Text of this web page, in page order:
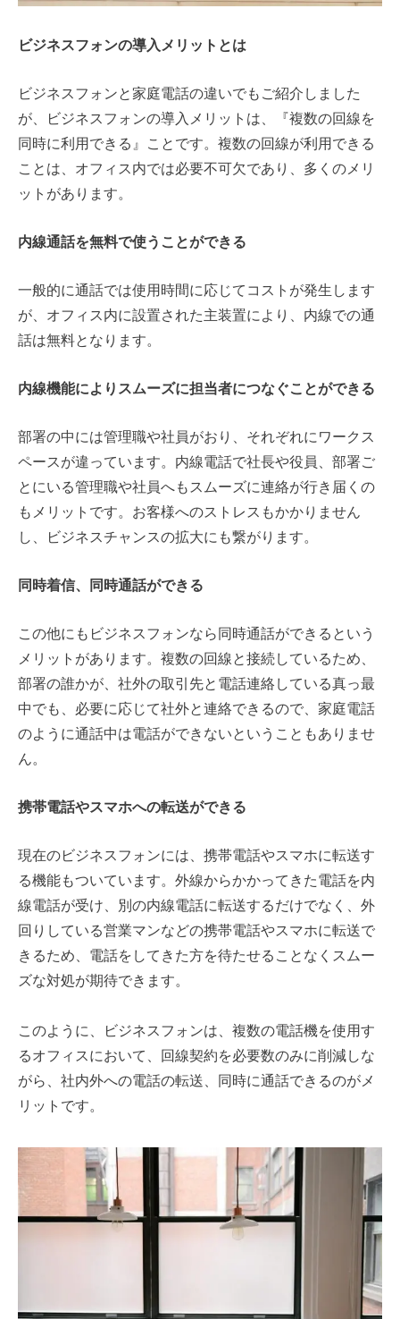
ビジネスフォンの導入メリットとは
ビジネスフォンと家庭電話の違いでもご紹介しました
が、ビジネスフォンの導入メリットは、
『複数の回線を
同時に利用できる』
ことです。複数の回線が利用できる
ことは、オフィス内では必要不可欠であり、多くのメリ
ットがあります。
内線通話を無料で使うことができる
一般的に通話では使用時間に応じてコストが発生します
が、オフィス内に設置された主装置により、内線での通
話は無料となります。
内線機能によりスムーズに担当者につなぐことができる
部署の中には管理職や社員がおり、それぞれにワークス
ペースが違っています。内線電話で社長や役員、部署ご
とにいる管理職や社員へもスムーズに連絡が行き届くの
もメリットです。お客様へのストレスもかかりません
し、ビジネスチャンスの拡大にも繋がります。
同時着信、同時通話ができる
この他にもビジネスフォンなら同時通話ができるという
メリットがあります。 複数の回線と接続しているため、
部署の誰かが、社外の取引先と電話連絡している真っ最
中でも、必要に応じて社外と連絡できるので、家庭電話
のように通話中は電話ができないということもありませ
ん。
携帯電話やスマホへの転送ができる
現在のビジネスフォンには、携帯電話やスマホに転送す
る機能もついています。外線からかかってきた電話を内
線電話が受け、別の内線電話に転送するだけでなく、外
回りしている営業マンなどの携帯電話やスマホに転送で
きるため、電話をしてきた方を待たせることなくスムー
ズな対処が期待できます。
このように、ビジネスフォンは、複数の電話機を使用す
るオフィスにおいて、回線契約を必要数のみに削減しな
がら、社内外への電話の転送、同時に通話できるのがメ
リットです。